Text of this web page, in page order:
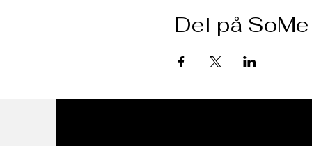
Del på SoMe